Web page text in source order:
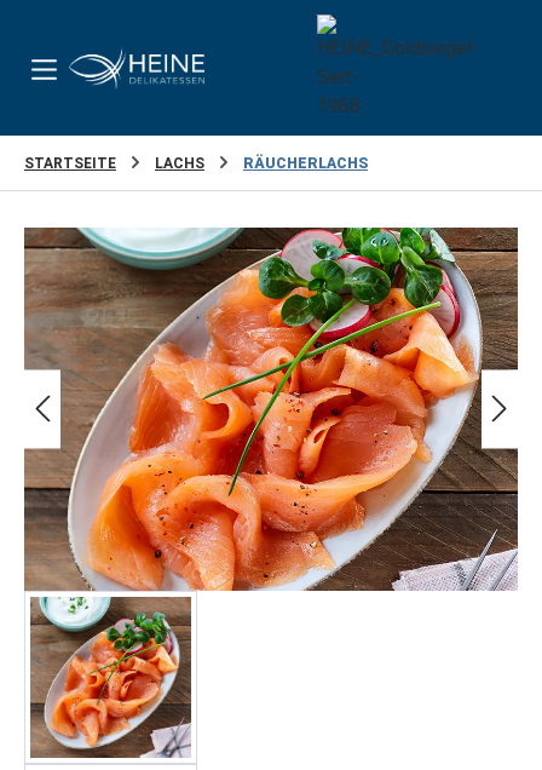
STARTSEITE LACHS RÄUCHERLACHS
Bildergalerie überspringen